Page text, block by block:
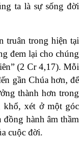
ta là sự sống đời
truân trong hiện tại
đem lại cho chúng
(2 Cr 4,17). Mỗi
gần Chúa hơn, để
thành hơn trong
khổ, xét ở một góc
đồng hành âm thầm
cuộc đời.